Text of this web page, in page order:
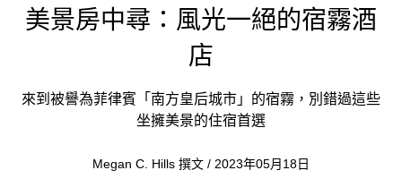
美景房中尋：風光一絕的宿霧酒
店
來到被譽為菲律賓「南方皇后城市」的宿霧，別錯過這些
坐擁美景的住宿首選
Megan C. Hills 撰文 / 2023年05月18日